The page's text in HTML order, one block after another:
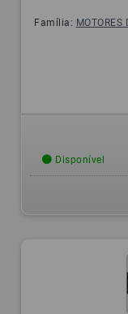
Família: MOTORES
Disponível